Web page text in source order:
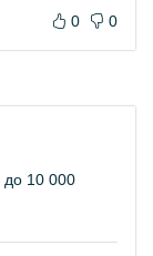
0 0
10 000